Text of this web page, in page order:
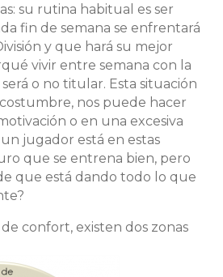
su rutina habitual es ser
fin de semana se enfrentará
y que hará su mejor
vivir entre semana con la
o no titular. Esta situación
nos puede hacer
o en una excesiva
jugador está en estas
que se entrena bien, pero
que está dando todo lo que
confort, existen dos zonas